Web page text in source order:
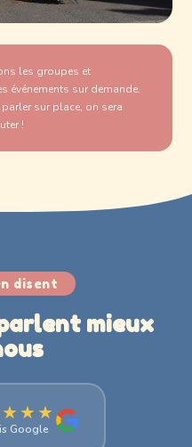
les groupes et
événements sur demande.
parler sur place, on sera
!
disent
mieux
Google